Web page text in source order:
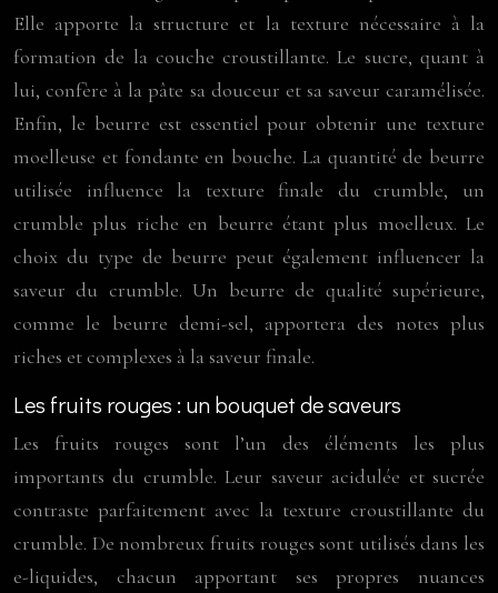
Elle apporte la structure et la texture nécessaire à la
formation de la couche croustillante. Le sucre, quant à
lui, confère à la pâte sa douceur et sa saveur caramélisée.
Enfin, le beurre est essentiel pour obtenir une texture
moelleuse et fondante en bouche. La quantité de beurre
utilisée influence la texture finale du crumble, un
crumble plus riche en beurre étant plus moelleux. Le
choix du type de beurre peut également influencer la
saveur du crumble. Un beurre de qualité supérieure,
comme le beurre demi-sel, apportera des notes plus
riches et complexes à la saveur finale.
Les fruits rouges : un bouquet de saveurs
Les fruits rouges sont l’un des éléments les plus
importants du crumble. Leur saveur acidulée et sucrée
contraste parfaitement avec la texture croustillante du
crumble. De nombreux fruits rouges sont utilisés dans les
e-liquides, chacun apportant ses propres nuances